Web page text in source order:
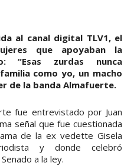
al canal digital TLV1, el
que apoyaban la
“Esas zurdas nunca
como yo, un macho
de la banda Almafuerte.
fue entrevistado por Juan
señal que fue cuestionada
de la ex vedette Gisela
y donde celebró
a la ley.